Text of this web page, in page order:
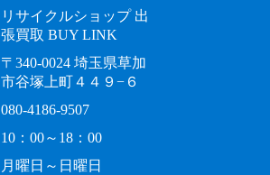
リサイクルショップ 出
張買取 BUY LINK
〒340-0024 埼玉県草加
市谷塚上町４４９−６
080-4186-9507
10：00～18：00
月曜日～日曜日